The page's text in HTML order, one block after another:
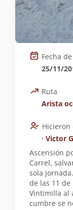
Fecha
25/11/
Ruta
Arista
Hicieron
∙ Victor
Ascensión
Carrel,
sola
de las 11
Vintimilla al
cumbre se